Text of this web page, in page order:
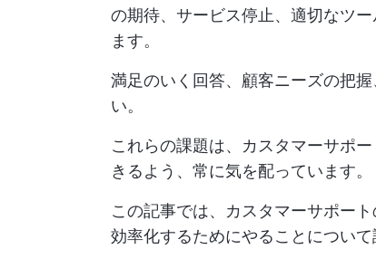
の期待、サービス停止、適切なツ
ます。
満足のいく回答、顧客ニーズの把
い。
これらの課題は、カスタマーサポ
きるよう、常に気を配っています。
この記事では、カスタマーサポー
効率化するためにやることについて